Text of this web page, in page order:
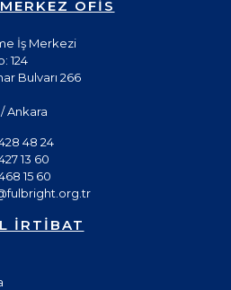
OFİS
İş Merkezi
124
Bulvarı 266
Ankara
48 24
13 60
15 60
İRTİBAT